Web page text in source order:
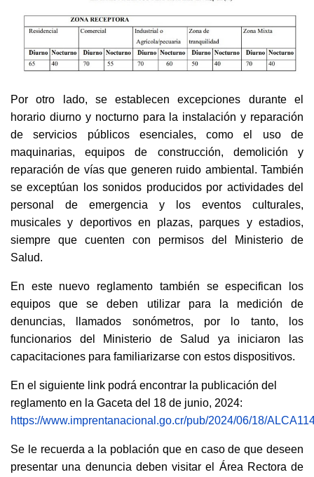
Por otro lado, se establecen excepciones durante el
horario diurno y nocturno para la instalación y reparación
de servicios públicos esenciales, como el uso de
maquinarias, equipos de construcción, demolición y
reparación de vías que generen ruido ambiental. También
se exceptúan los sonidos producidos por actividades del
personal de emergencia y los eventos culturales,
musicales y deportivos en plazas, parques y estadios,
siempre que cuenten con permisos del Ministerio de
Salud.
En este nuevo reglamento también se especifican los
equipos que se deben utilizar para la medición de
denuncias, llamados sonómetros, por lo tanto, los
funcionarios del Ministerio de Salud ya iniciaron las
capacitaciones para familiarizarse con estos dispositivos.
En el siguiente link podrá encontrar la publicación del
reglamento en la Gaceta del 18 de junio, 2024:
https://www.imprentanacional.go.cr/pub/2024/06/18/
Se le recuerda a la población que en caso de que deseen
presentar una denuncia deben visitar el Área Rectora de